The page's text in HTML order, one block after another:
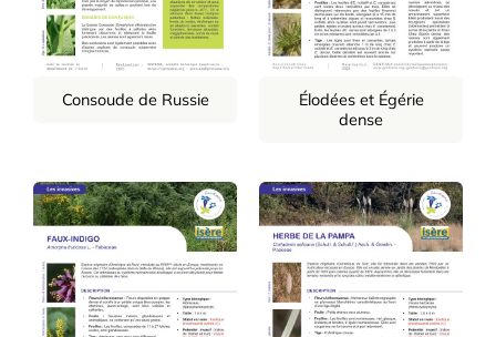
Consoude de Russie
Élodées et Égérie
dense